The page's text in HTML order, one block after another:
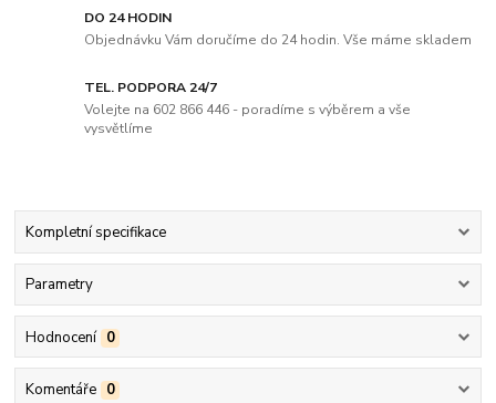
DO 24 HODIN
Objednávku Vám doručíme do 24 hodin. Vše máme skladem
TEL. PODPORA 24/7
Volejte na 602 866 446 - poradíme s výběrem a vše
vysvětlíme
Kompletní specifikace
Parametry
Hodnocení 0
Komentáře 0